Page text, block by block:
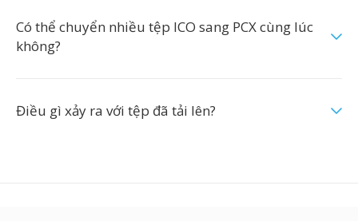
Có thể chuyển nhiều tệp ICO sang PCX cùng lúc
không?
Điều gì xảy ra với tệp đã tải lên?